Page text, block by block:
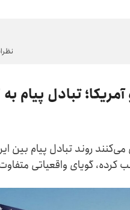
تبادل پیام
روند تبادل پیام بین
کرده، گویای واقعیاتی